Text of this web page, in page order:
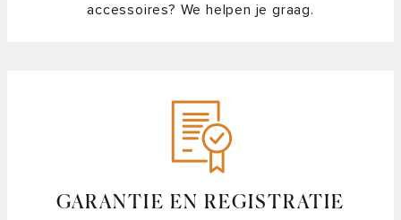
accessoires? We helpen je graag.
GARANTIE EN REGISTRATIE